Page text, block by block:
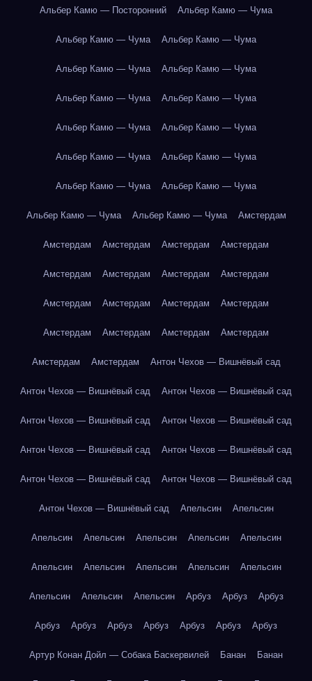
Альбер Камю — Посторонний Альбер Камю — Чума
Альбер Камю — Чума Альбер Камю — Чума
Альбер Камю — Чума Альбер Камю — Чума
Альбер Камю — Чума Альбер Камю — Чума
Альбер Камю — Чума Альбер Камю — Чума
Альбер Камю — Чума Альбер Камю — Чума
Альбер Камю — Чума Альбер Камю — Чума
Альбер Камю — Чума Альбер Камю — Чума Амстердам
Амстердам Амстердам Амстердам Амстердам
Амстердам Амстердам Амстердам Амстердам
Амстердам Амстердам Амстердам Амстердам
Амстердам Амстердам Амстердам Амстердам
Амстердам Амстердам Антон Чехов — Вишнёвый сад
Антон Чехов — Вишнёвый сад Антон Чехов — Вишнёвый сад
Антон Чехов — Вишнёвый сад Антон Чехов — Вишнёвый сад
Антон Чехов — Вишнёвый сад Антон Чехов — Вишнёвый сад
Антон Чехов — Вишнёвый сад Антон Чехов — Вишнёвый сад
Антон Чехов — Вишнёвый сад Апельсин Апельсин
Апельсин Апельсин Апельсин Апельсин Апельсин
Апельсин Апельсин Апельсин Апельсин Апельсин
Апельсин Апельсин Апельсин Арбуз Арбуз Арбуз
Арбуз Арбуз Арбуз Арбуз Арбуз Арбуз Арбуз
Артур Конан Дойл — Собака Баскервилей Банан Банан